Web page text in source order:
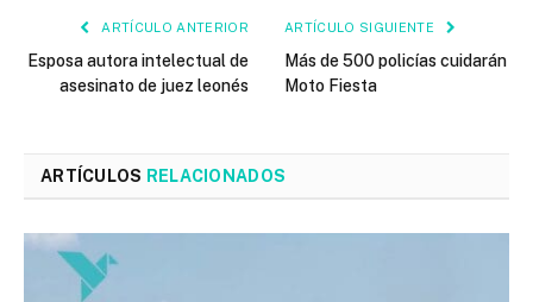
ARTÍCULO ANTERIOR
Esposa autora intelectual de
asesinato de juez leonés
ARTÍCULO SIGUIENTE
Más de 500 policías cuidarán
Moto Fiesta
ARTÍCULOS RELACIONADOS